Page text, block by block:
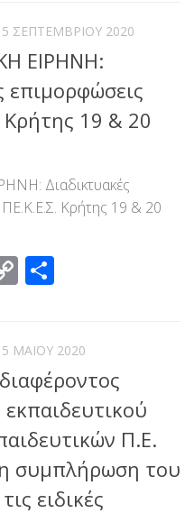
ΣΕΠΤΕΜΒΡΊΟΥ 2020
ΕΙΡΗΝΗ:
επιμορφώσεις
19 & 20
Διαδικτυακές
Κρήτης 19 & 20
Copy
ΜΑΪ́ΟΥ 2020
Π.Ε.
συμπλήρωση του
ειδικές